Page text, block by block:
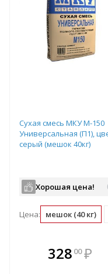
Сухая смесь МКУ М-150
Универсальная (П1),
серый (мешок 40кг)
Хорошая цена!
Цена: мешок (40 кг)
328 00 ₽
В
всегда